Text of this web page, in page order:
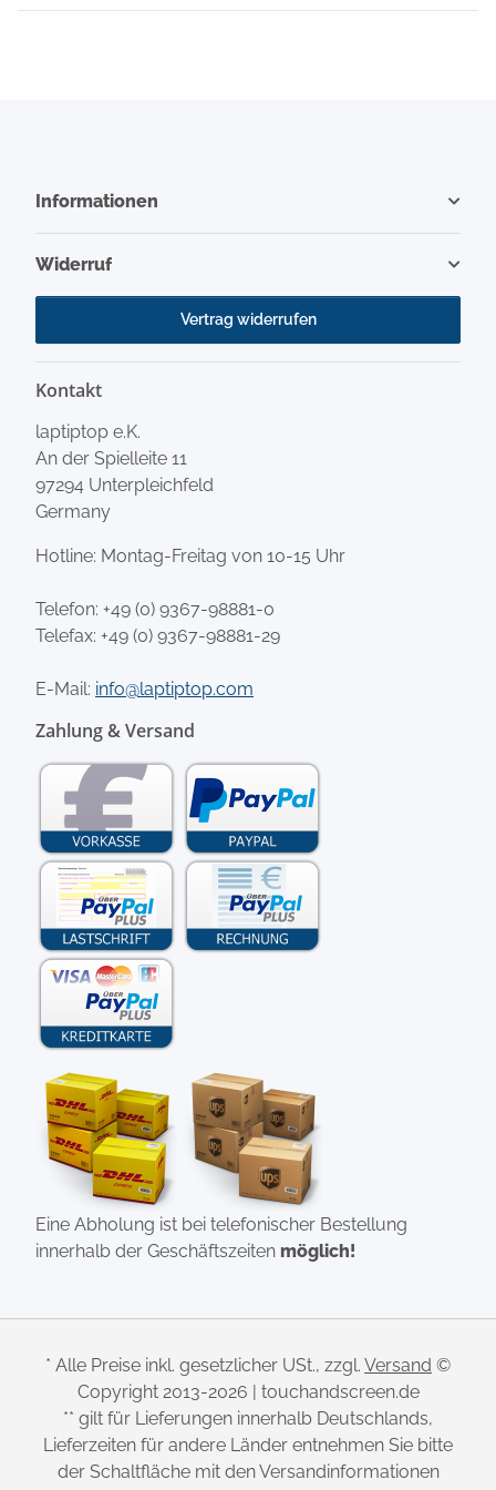
Informationen
Widerruf
Vertrag widerrufen
Kontakt
laptiptop e.K.
An der Spielleite 11
97294 Unterpleichfeld
Germany
Hotline: Montag-Freitag von 10-15 Uhr
Telefon: +49 (0) 9367-98881-0
Telefax: +49 (0) 9367-98881-29
E-Mail: info@laptiptop.com
Zahlung & Versand
Eine Abholung ist bei telefonischer Bestellung
innerhalb der Geschäftszeiten möglich!
* Alle Preise inkl. gesetzlicher USt., zzgl. Versand ©
Copyright 2013-2026 | touchandscreen.de
** gilt für Lieferungen innerhalb Deutschlands,
Lieferzeiten für andere Länder entnehmen Sie bitte
der Schaltfläche mit den Versandinformationen